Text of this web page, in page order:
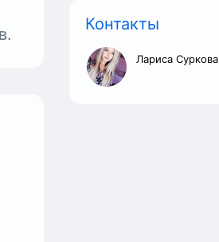
Контакты
Лариса Суркова